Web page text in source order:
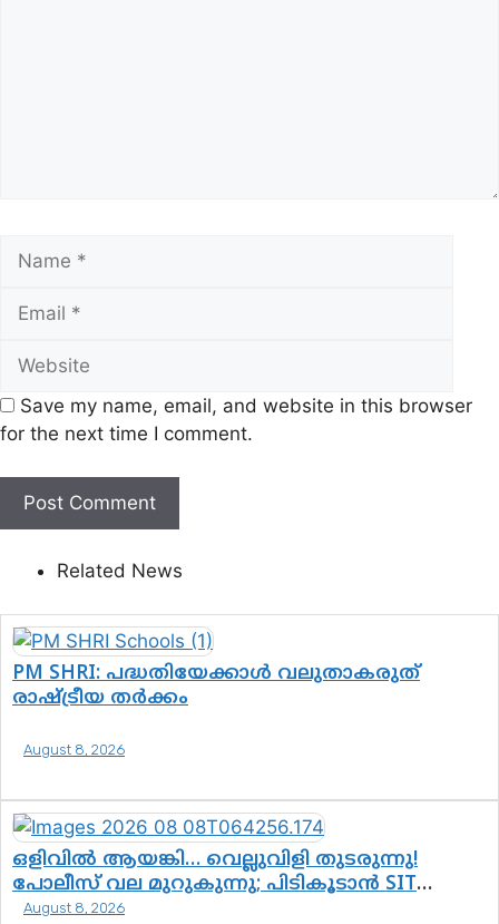
Name
Save my name, email, and website in this browser
for the next time I comment.
Related News
PM SHRI: പദ്ധതിയേക്കാൾ വലുതാകരുത്
രാഷ്ട്രീയ തർക്കം
August 8, 2026
ഒളിവിൽ ആയങ്കി… വെല്ലുവിളി തുടരുന്നു!
പോലീസ് വല മുറുകുന്നു; പിടികൂടാൻ SIT
രംഗത്ത്. ഇനി ചോദ്യം ആയങ്കി എവിടെ എന്നത്
August 8, 2026